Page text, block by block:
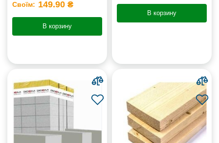
Своїм: 149.90 ₴
В корзину
В корзину